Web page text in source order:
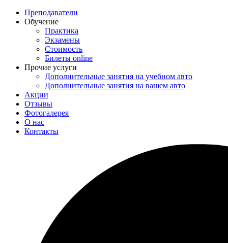
Преподаватели
Обучение
Практика
Экзамены
Стоимость
Билеты online
Прочие услуги
Дополнительные занятия на учебном авто
Дополнительные занятия на вашем авто
Акции
Отзывы
Фотогалерея
О нас
Контакты